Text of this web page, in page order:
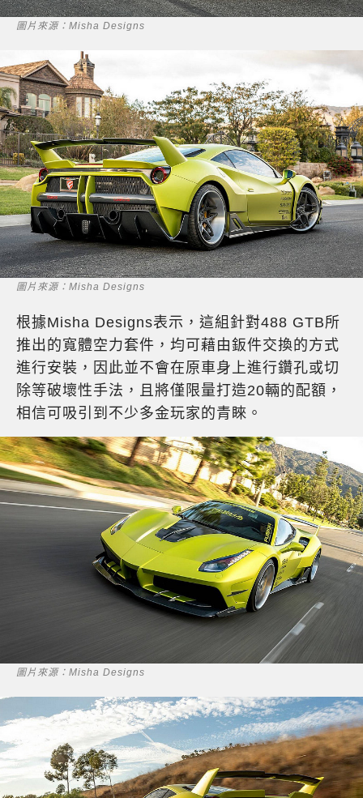
圖片來源：Misha Designs
圖片來源：Misha Designs
根據Misha Designs表示，這組針對488 GTB所
推出的寬體空力套件，均可藉由鈑件交換的方式
進行安裝，因此並不會在原車身上進行鑽孔或切
除等破壞性手法，且將僅限量打造20輛的配額，
相信可吸引到不少多金玩家的青睞。
圖片來源：Misha Designs